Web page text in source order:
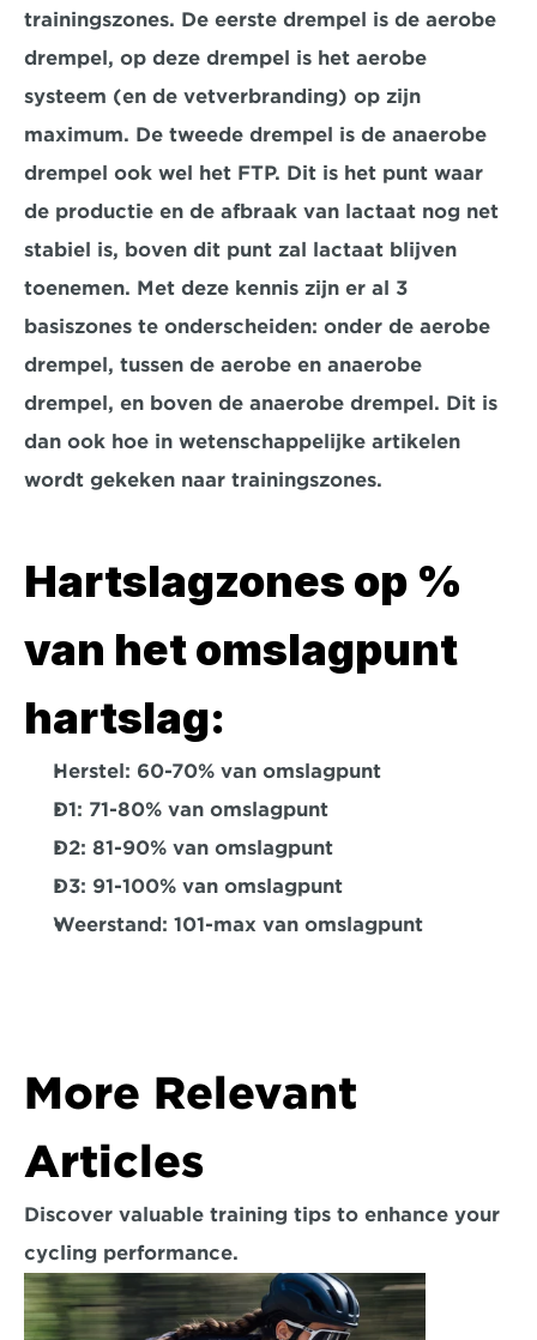
trainingszones. De eerste drempel is de aerobe
drempel, op deze drempel is het aerobe
systeem (en de vetverbranding) op zijn
maximum. De tweede drempel is de anaerobe
drempel ook wel het FTP. Dit is het punt waar
de productie en de afbraak van lactaat nog net
stabiel is, boven dit punt zal lactaat blijven
toenemen. Met deze kennis zijn er al 3
basiszones te onderscheiden: onder de aerobe
drempel, tussen de aerobe en anaerobe
drempel, en boven de anaerobe drempel. Dit is
dan ook hoe in wetenschappelijke artikelen
wordt gekeken naar trainingszones.
Hartslagzones op %
van het omslagpunt
hartslag:
Herstel: 60-70% van omslagpunt
D1: 71-80% van omslagpunt
D2: 81-90% van omslagpunt
D3: 91-100% van omslagpunt
Weerstand: 101-max van omslagpunt
More Relevant
Articles
Discover valuable training tips to enhance your
cycling performance.